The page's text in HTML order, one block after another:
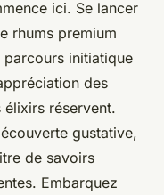
ici. Se lancer
rhums premium
initiatique
des
réservent.
gustative,
de savoirs
Embarquez